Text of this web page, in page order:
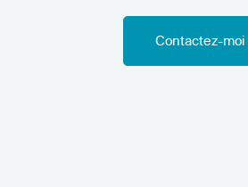
Contactez-moi